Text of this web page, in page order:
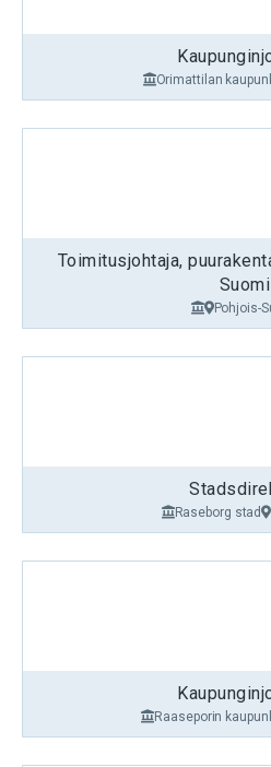
Orimattilan
Toimitusjohtaja,
Suomi
Pohjois-
Raseborg stad
Raaseporin